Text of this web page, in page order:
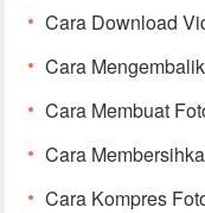
Cara Download
Cara
Cara Membuat
Cara
Cara Kompres